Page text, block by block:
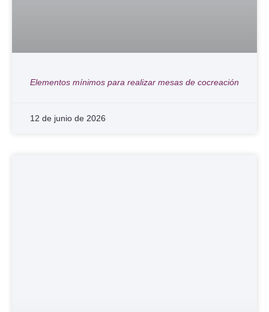
Elementos mínimos para realizar mesas de cocreación
12 de junio de 2026